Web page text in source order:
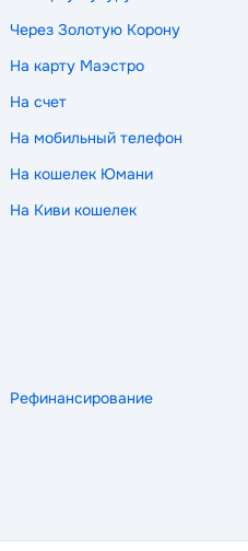
Через Золотую Корону
На карту Маэстро
На счет
На мобильный телефон
На кошелек Юмани
На Киви кошелек
Рефинансирование